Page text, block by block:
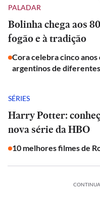
PALADAR
Bolinha chega aos
fogão e à tradição
Cora celebra cinco
argentinos de
SÉRIES
Harry Potter:
nova série da HBO
10 melhores filmes de